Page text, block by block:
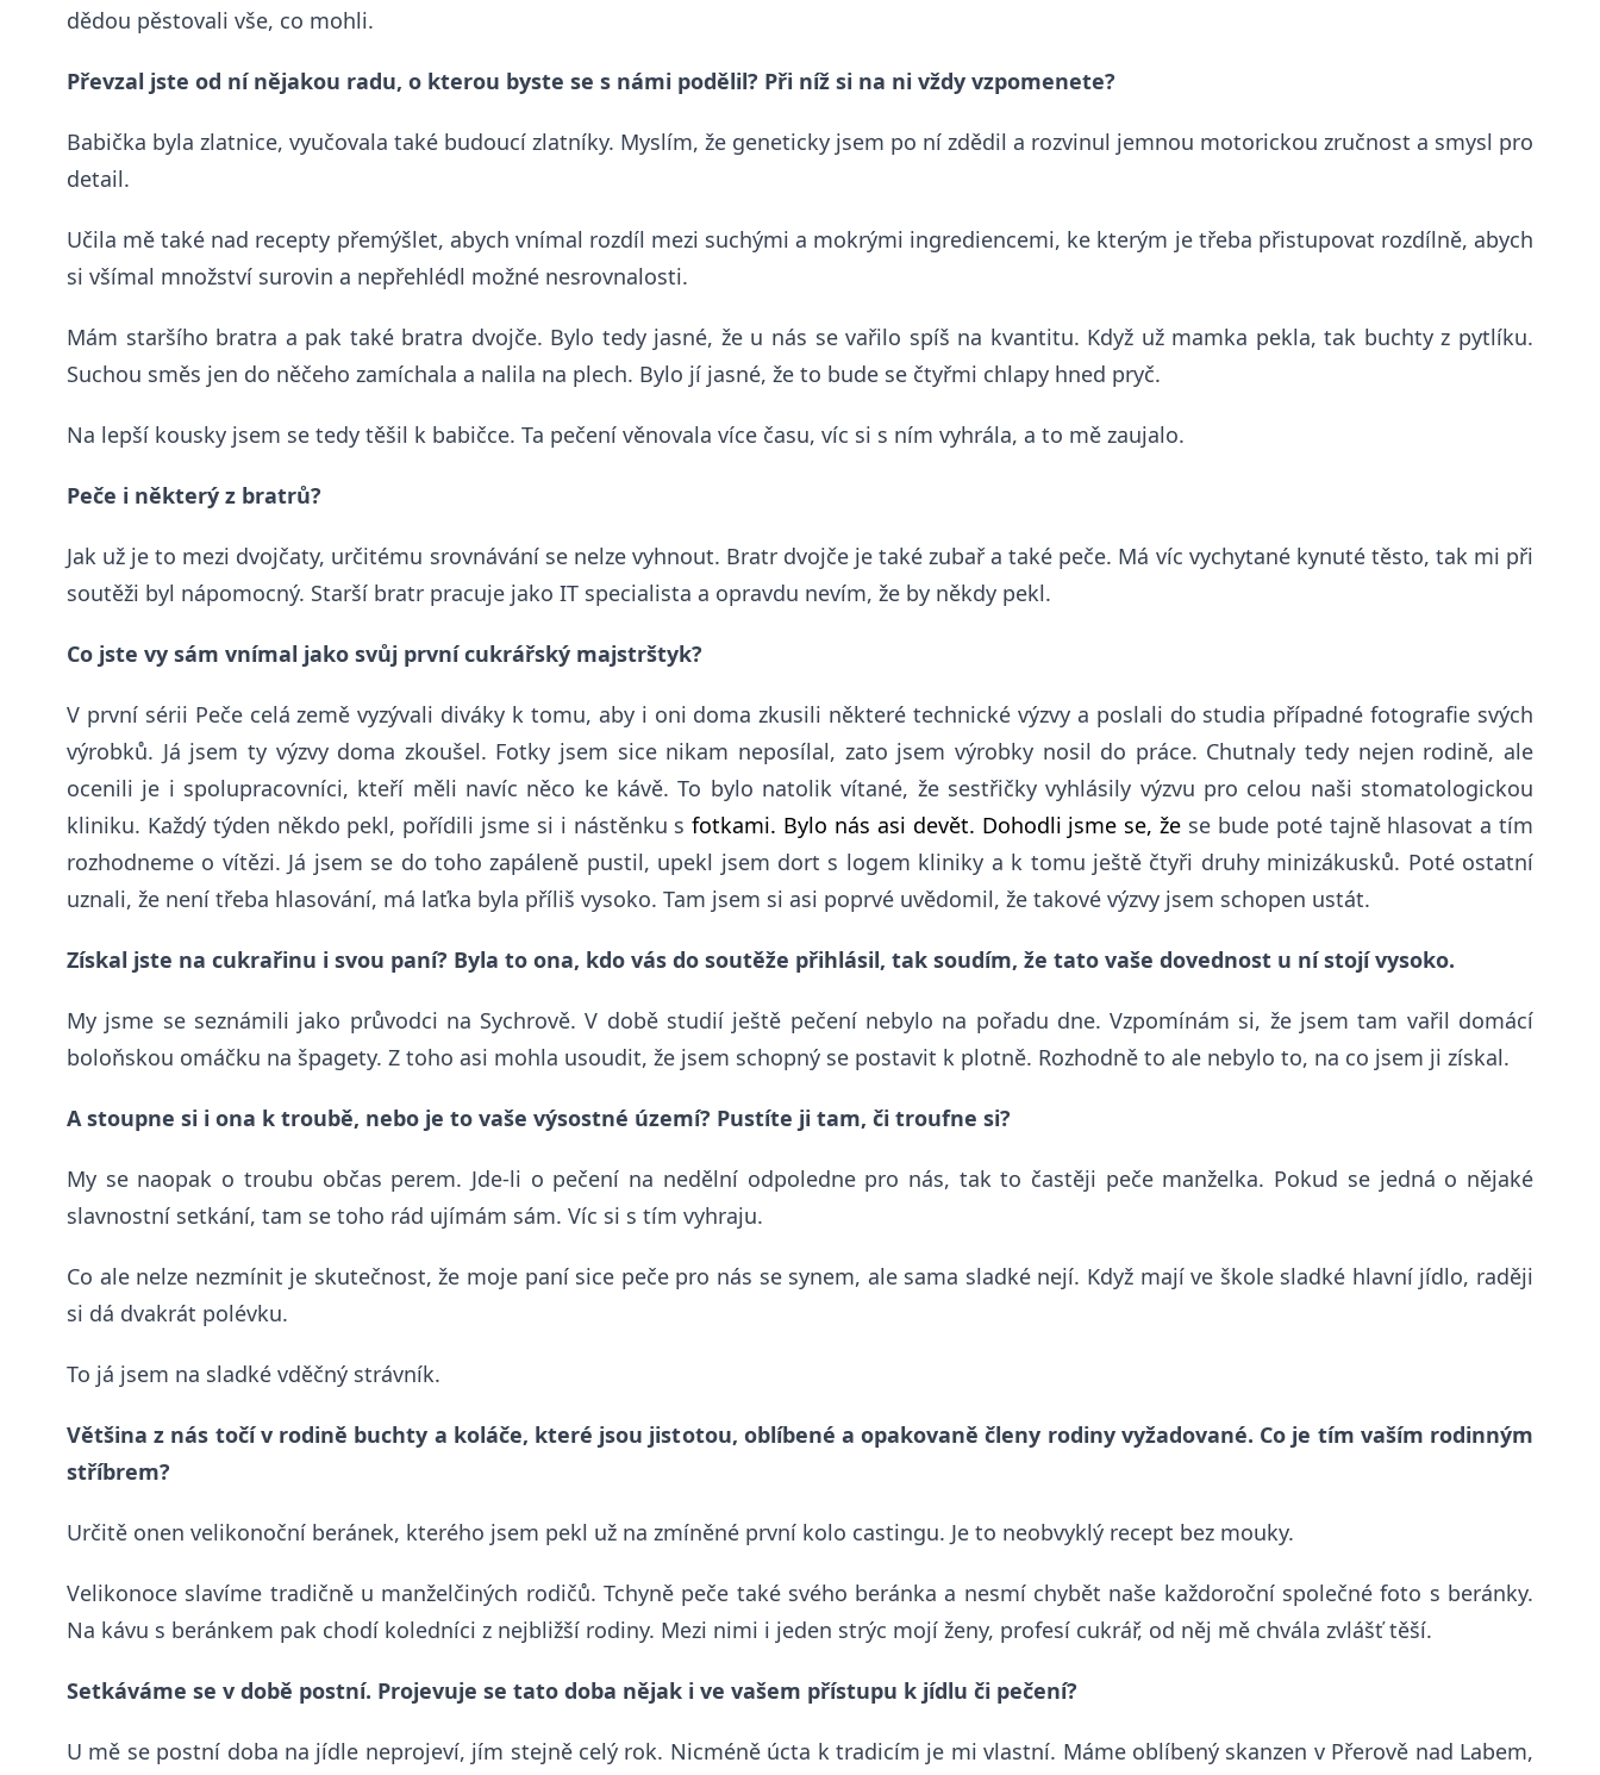
dědou pěstovali vše, co mohli.
Převzal jste od ní nějakou radu, o kterou byste se s námi podělil? Při níž si na ni vždy vzpomenete?
Babička byla zlatnice, vyučovala také budoucí zlatníky. Myslím, že geneticky jsem po ní zdědil a rozvinul jemnou motorickou zručnost a smysl pro
detail.
Učila mě také nad recepty přemýšlet, abych vnímal rozdíl mezi suchými a mokrými ingrediencemi, ke kterým je třeba přistupovat rozdílně, abych
si všímal množství surovin a nepřehlédl možné nesrovnalosti.
Mám staršího bratra a pak také bratra dvojče. Bylo tedy jasné, že u nás se vařilo spíš na kvantitu. Když už mamka pekla, tak buchty z pytlíku.
Suchou směs jen do něčeho zamíchala a nalila na plech. Bylo jí jasné, že to bude se čtyřmi chlapy hned pryč.
Na lepší kousky jsem se tedy těšil k babičce. Ta pečení věnovala více času, víc si s ním vyhrála, a to mě zaujalo.
Peče i některý z bratrů?
Jak už je to mezi dvojčaty, určitému srovnávání se nelze vyhnout. Bratr dvojče je také zubař a také peče. Má víc vychytané kynuté těsto, tak mi při
soutěži byl nápomocný. Starší bratr pracuje jako IT specialista a opravdu nevím, že by někdy pekl.
Co jste vy sám vnímal jako svůj první cukrářský majstrštyk?
V první sérii Peče celá země vyzývali diváky k tomu, aby i oni doma zkusili některé technické výzvy a poslali do studia případné fotografie svých
výrobků. Já jsem ty výzvy doma zkoušel. Fotky jsem sice nikam neposílal, zato jsem výrobky nosil do práce. Chutnaly tedy nejen rodině, ale
ocenili je i spolupracovníci, kteří měli navíc něco ke kávě. To bylo natolik vítané, že sestřičky vyhlásily výzvu pro celou naši stomatologickou
kliniku. Každý týden někdo pekl, pořídili jsme si i nástěnku sfotkami. Bylo nás asi devět. Dohodli jsme se, že se bude poté tajně hlasovat a tím
rozhodneme o vítězi. Já jsem se do toho zapáleně pustil, upekl jsem dort s logem kliniky a k tomu ještě čtyři druhy minizákusků. Poté ostatní
uznali, že není třeba hlasování, má laťka byla příliš vysoko. Tam jsem si asi poprvé uvědomil, že takové výzvy jsem schopen ustát.
Získal jste na cukrařinu i svou paní? Byla to ona, kdo vás do soutěže přihlásil, tak soudím, že tato vaše dovednost u ní stojí vysoko.
My jsme se seznámili jako průvodci na Sychrově. V době studií ještě pečení nebylo na pořadu dne. Vzpomínám si, že jsem tam vařil domácí
boloňskou omáčku na špagety. Z toho asi mohla usoudit, že jsem schopný se postavit k plotně. Rozhodně to ale nebylo to, na co jsem ji získal.
A stoupne si i ona k troubě, nebo je to vaše výsostné území? Pustíte ji tam, či troufne si?
My se naopak o troubu občas perem. Jde-li o pečení na nedělní odpoledne pro nás, tak to častěji peče manželka. Pokud se jedná o nějaké
slavnostní setkání, tam se toho rád ujímám sám. Víc si s tím vyhraju.
Co ale nelze nezmínit je skutečnost, že moje paní sice peče pro nás se synem, ale sama sladké nejí. Když mají ve škole sladké hlavní jídlo, raději
si dá dvakrát polévku.
To já jsem na sladké vděčný strávník.
Většina z nás točí v rodině buchty a koláče, které jsou jistotou, oblíbené a opakovaně členy rodiny vyžadované. Co je tím vaším rodinným
stříbrem?
Určitě onen velikonoční beránek, kterého jsem pekl už na zmíněné první kolo castingu. Je to neobvyklý recept bez mouky.
Velikonoce slavíme tradičně u manželčiných rodičů. Tchyně peče také svého beránka a nesmí chybět naše každoroční společné foto s beránky.
Na kávu s beránkem pak chodí koledníci z nejbližší rodiny. Mezi nimi i jeden strýc mojí ženy, profesí cukrář, od něj mě chvála zvlášť těší.
Setkáváme se v době postní. Projevuje se tato doba nějak i ve vašem přístupu k jídlu či pečení?
U mě se postní doba na jídle neprojeví, jím stejně celý rok. Nicméně úcta k tradicím je mi vlastní. Máme oblíbený skanzen v Přerově nad Labem,